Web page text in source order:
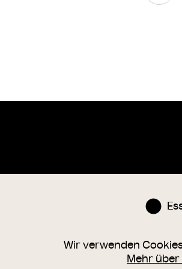
Wir verwenden
Mehr
+43 (0) 1 505 87 47